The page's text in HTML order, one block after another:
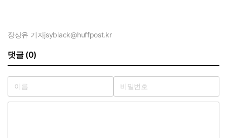
장상유 기자jsyblack@huffpost.kr
댓글 (0)